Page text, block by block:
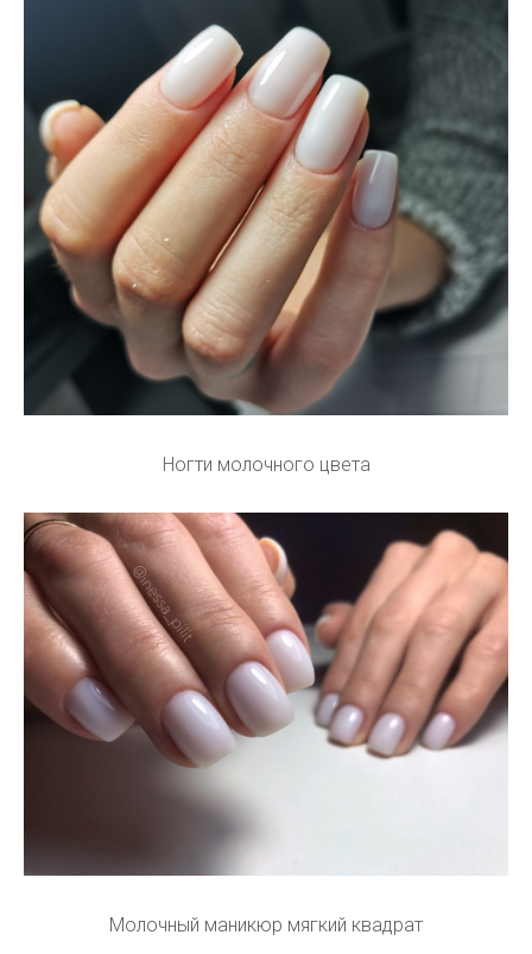
Ногти молочного цвета
Молочный маникюр мягкий квадрат